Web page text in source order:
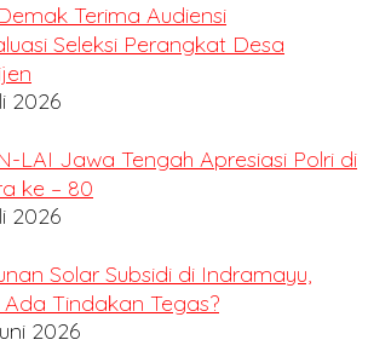
Terima Audiensi
Seleksi Perangkat Desa
2026
LAI Jawa Tengah Apresiasi Polri di
ke – 80
2026
Solar Subsidi di Indramayu,
Tindakan Tegas?
2026